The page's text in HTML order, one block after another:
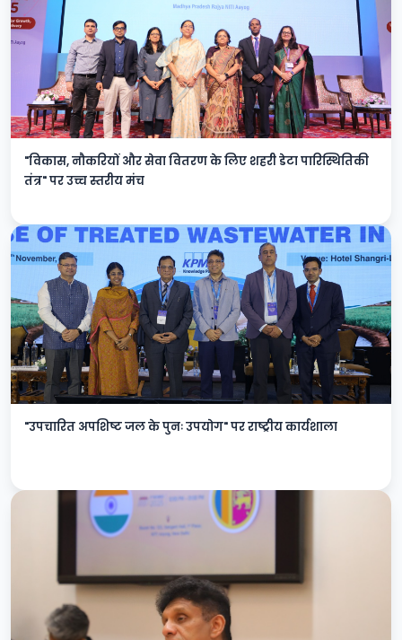
"विकास, नौकरियों और सेवा वितरण के लिए शहरी डेटा पारिस्थितिकी
तंत्र" पर उच्च स्तरीय मंच
"उपचारित अपशिष्ट जल के पुनः उपयोग" पर राष्ट्रीय कार्यशाला